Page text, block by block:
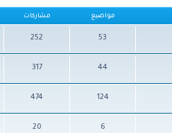
مواضيع مشاركات
53
252
44
317
124
474
6
20